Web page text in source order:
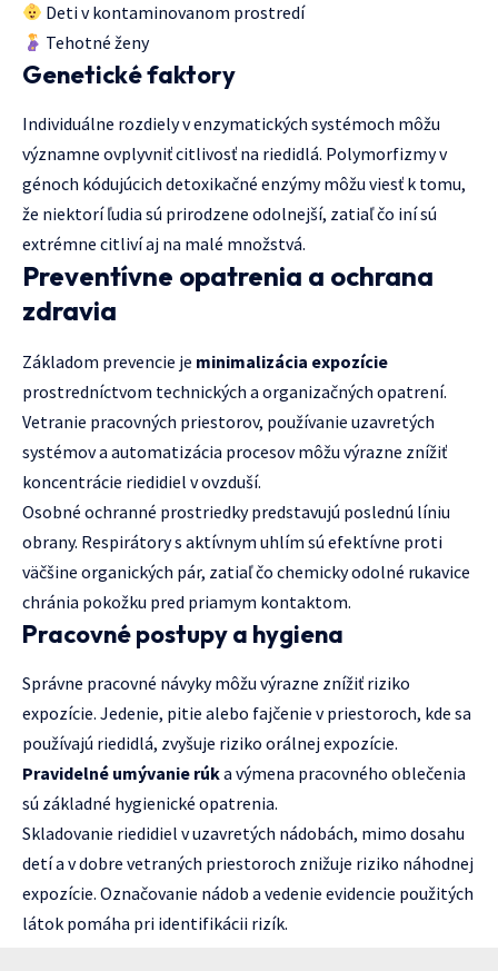
Deti v kontaminovanom prostredí
Tehotné ženy
Genetické faktory
Individuálne rozdiely v enzymatických systémoch môžu
významne ovplyvniť citlivosť na riedidlá. Polymorfizmy v
génoch kódujúcich detoxikačné enzýmy môžu viesť k tomu,
že niektorí ľudia sú prirodzene odolnejší, zatiaľ čo iní sú
extrémne citliví aj na malé množstvá.
Preventívne opatrenia a ochrana
zdravia
Základom prevencie je minimalizácia expozície
prostredníctvom technických a organizačných opatrení.
Vetranie pracovných priestorov, používanie uzavretých
systémov a automatizácia procesov môžu výrazne znížiť
koncentrácie riedidiel v ovzduší.
Osobné ochranné prostriedky predstavujú poslednú líniu
obrany. Respirátory s aktívnym uhlím sú efektívne proti
väčšine organických pár, zatiaľ čo chemicky odolné rukavice
chránia pokožku pred priamym kontaktom.
Pracovné postupy a hygiena
Správne pracovné návyky môžu výrazne znížiť riziko
expozície. Jedenie, pitie alebo fajčenie v priestoroch, kde sa
používajú riedidlá, zvyšuje riziko orálnej expozície.
Pravidelné umývanie rúka výmena pracovného oblečenia
sú základné hygienické opatrenia.
Skladovanie riedidiel v uzavretých nádobách, mimo dosahu
detí a v dobre vetraných priestoroch znižuje riziko náhodnej
expozície. Označovanie nádob a vedenie evidencie použitých
látok pomáha pri identifikácii rizík.